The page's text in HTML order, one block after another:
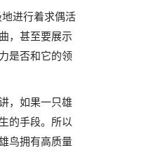
进行着求偶活
，甚至要展示
是否和它的领
，如果一只雄
的手段。所以
鸟拥有高质量